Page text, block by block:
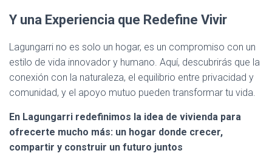
Y una Experiencia que Redefine Vivir
Lagungarri no es solo un hogar, es un compromiso con un
estilo de vida innovador y humano. Aquí, descubrirás que la
conexión con la naturaleza, el equilibrio entre privacidad y
comunidad, y el apoyo mutuo pueden transformar tu vida.
En Lagungarri redefinimos la idea de vivienda para
ofrecerte mucho más: un hogar donde crecer,
compartir y construir un futuro juntos